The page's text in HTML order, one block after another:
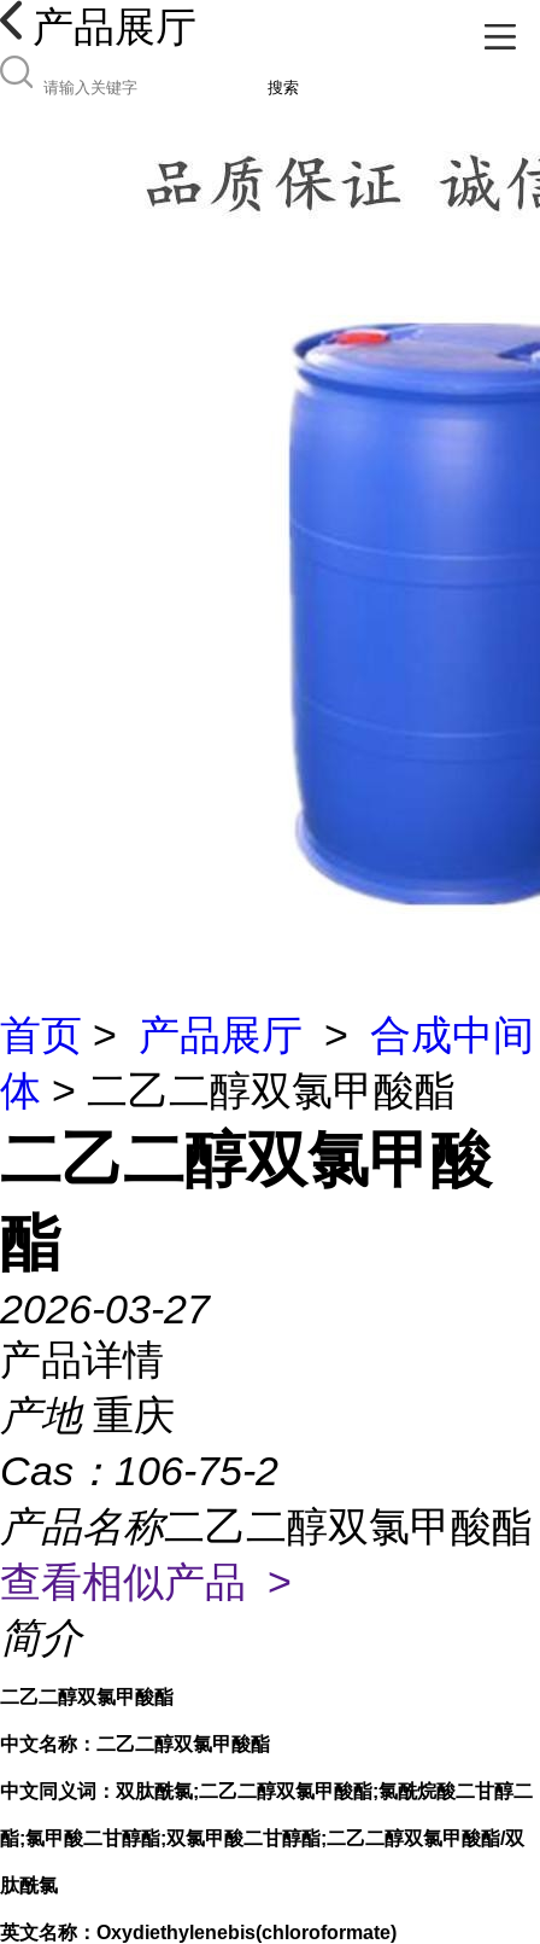
产品展厅
搜索
首页 > 产品展厅 > 合成中间
体 > 二乙二醇双氯甲酸酯
二乙二醇双氯甲酸
酯
2026-03-27
产品详情
产地 重庆
Cas： 106-75-2
产品名称二乙二醇双氯甲酸酯
查看相似产品 >
简介
二乙二醇双氯甲酸酯
中文名称：二乙二醇双氯甲酸酯
中文同义词：双肽酰氯;二乙二醇双氯甲酸酯;氯酰烷酸二甘醇二
酯;氯甲酸二甘醇酯;双氯甲酸二甘醇酯;二乙二醇双氯甲酸酯/双
肽酰氯
英文名称：Oxydiethylenebis(chloroformate)